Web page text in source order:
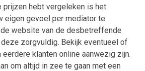
prijzen hebt vergeleken is het
eigen gevoel per mediator te
de website van de desbetreffende
zorgvuldig. Bekijk eventueel of
klanten online aanwezig zijn.
om altijd in zee te gaan met een